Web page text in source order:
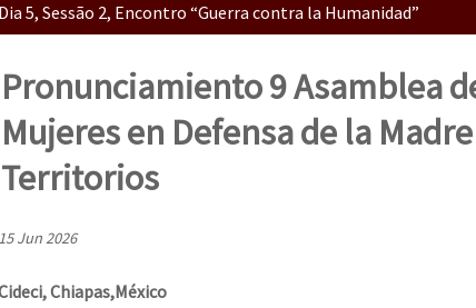
Dia 5, Sessão 2, Encontro “Guerra contra la Humanidad”
Dia 5, sessão 1, do Encontro “Guerra contra a
3 do Encontro “Guerra contra a Humanidade”
Pronunciamiento 9 Asamblea
Mujeres en Defensa de la
Territorios
15 Jun 2026
Chiapas,México